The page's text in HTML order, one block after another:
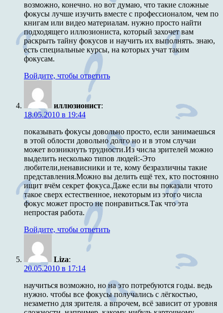
возможно, конечно. но вот думаю, что такие сложные
фокусы лучше изучить вместе с профессионалом, чем по
книгам или видео материалам. нужно просто найти
подходящего иллюзиониста, который захочет вам
раскрыть тайну фокусов и научить их выполнять. знаю,
есть специальные курсы, на которых учат таким
фокусам.
Войдите, чтобы ответить
иллюзионист:
18.05.2010 в 19:44
показывать фокусы довольно просто, если занимаешься
в этой облости довольно долго но и в этом случаи
может возникнуть трудности.Из числа зрителей можно
выделить несколько типов людей:-Это
любители,ненависники и те, кому безразличны такие
представления.Можно вы делить ещё тех, кто постоянно
ищит вчём секрет фокуса.Даже если вы показали чтото
такое сверх естественное, некоторым из этого числа
фокус может просто не понравиться.Так что эта
непростая работа.
Войдите, чтобы ответить
Liza:
20.05.2010 в 17:14
научиться возможно, но на это потребуются годы. ведь
нужно. чтобы все фокусы получались с лёгкостью,
незаметно для зрителя. а впрочем, всё зависит от уровня